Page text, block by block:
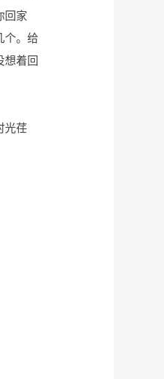
回家
个。给
想着回
光荏